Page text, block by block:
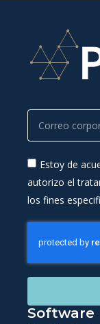
Estoy de
autorizo el
los fines
Software